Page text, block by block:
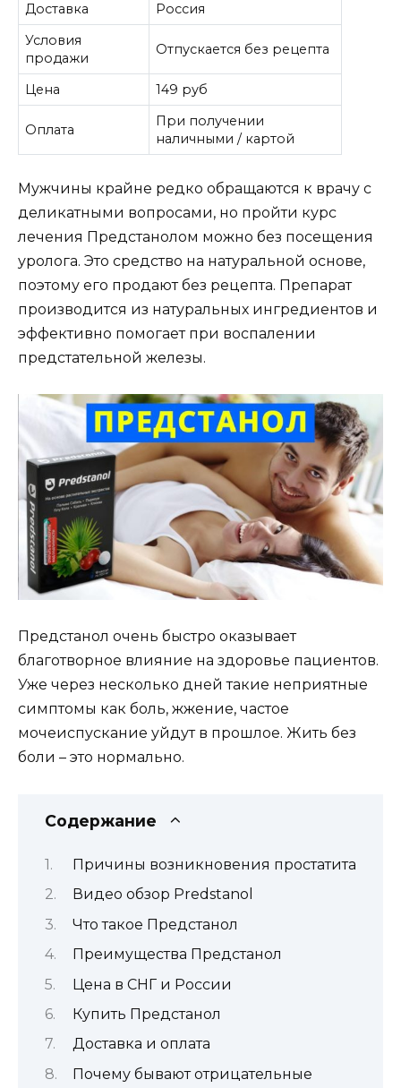
Доставка
Россия
Условия
продажи
Отпускается без рецепта
Цена 149 руб
Оплата
При получении
наличными / картой
Мужчины крайне редко обращаются к врачу с
деликатными вопросами, но пройти курс
лечения Предстанолом можно без посещения
уролога. Это средство на натуральной основе,
поэтому его продают без рецепта. Препарат
производится из натуральных ингредиентов и
эффективно помогает при воспалении
предстательной железы.
Предстанол очень быстро оказывает
благотворное влияние на здоровье пациентов.
Уже через несколько дней такие неприятные
симптомы как боль, жжение, частое
мочеиспускание уйдут в прошлое. Жить без
боли – это нормально.
Содержание
Причины возникновения простатита
Видео обзор Predstanol
Что такое Предстанол
Преимущества Предстанол
Цена в СНГ и России
Купить Предстанол
Доставка и оплата
Почему бывают отрицательные